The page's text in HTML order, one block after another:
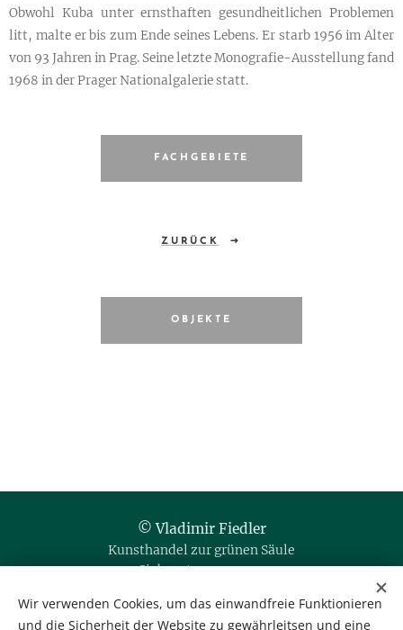
Obwohl Kuba unter ernsthaften gesundheitlichen Problemen
litt, malte er bis zum Ende seines Lebens. Er starb 1956 im Alter
von 93 Jahren in Prag. Seine letzte Monografie-Ausstellung fand
1968 in der Prager Nationalgalerie statt.
FACHGEBIETE
ZURÜCK
OBJEKTE
© Vladimir Fiedler
Kunsthandel zur grünen Säule
Siebensterngasse 20
Wir verwenden Cookies, um das einwandfreie Funktionieren
und die Sicherheit der Website zu gewährleitsen und eine